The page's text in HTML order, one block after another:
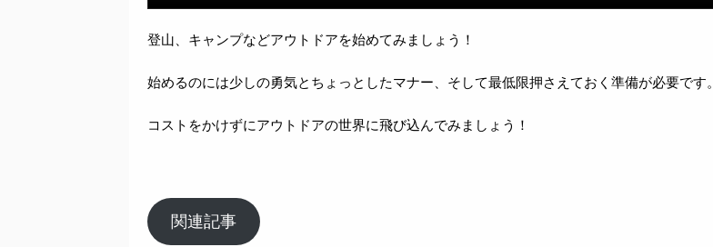
登山、キャンプなどアウトドアを始めてみましょう！
始めるのには少しの勇気とちょっとしたマナー、そして最低限押さえておく準備が必要です。
コストをかけずにアウトドアの世界に飛び込んでみましょう！
関連記事